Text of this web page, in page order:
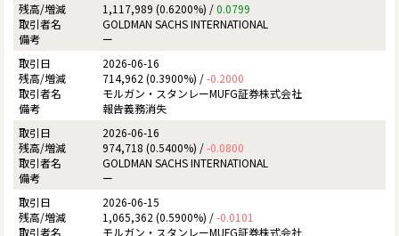
1,117,989 (0.6200%) /0.0799
GOLDMAN SACHS INTERNATIONAL
ー
2026-06-16
714,962 (0.3900%) /-0.2000
モルガン・スタンレーMUFG証券株式会社
報告義務消失
2026-06-16
974,718 (0.5400%) /-0.0800
GOLDMAN SACHS INTERNATIONAL
ー
2026-06-15
1,065,362 (0.5900%) /-0.0101
モルガン・スタンレーMUFG証券株式会社